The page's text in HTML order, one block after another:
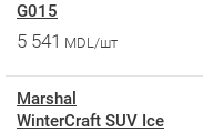
G015
5 541 MDL/шт
Marshal
WinterCraft SUV Ice